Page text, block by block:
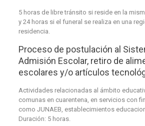
5 horas de libre tránsito si reside en la
y 24 horas si el funeral se realiza en una
residencia.
Proceso de postulación al
Admisión Escolar, retiro de
escolares y/o artículos
Actividades relacionadas al ámbito
comunas en cuarentena, en servicios con
como JUNAEB, establecimientos
Duración: 5 horas.